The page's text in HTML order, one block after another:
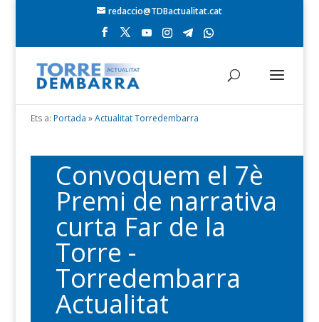
redaccio@TDBactualitat.cat
Ets a: Portada »Actualitat Torredembarra
Convoquem el 7è
Premi de narrativa
curta Far de la
Torre -
Torredembarra
Actualitat